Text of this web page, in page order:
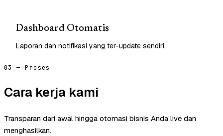
Dashboard Otomatis
Laporan dan notifikasi yang ter-update sendiri.
03 — Proses
Cara kerja kami
Transparan dari awal hingga otomasi bisnis Anda live dan
menghasilkan.